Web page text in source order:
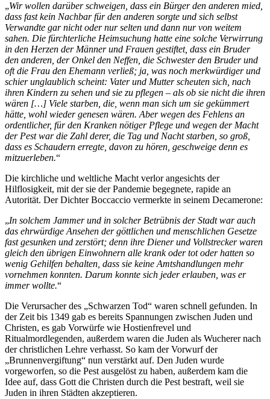
Wir wollen darüber schweigen, dass ein Bürger den anderen mied,
dass fast kein Nachbar für den anderen sorgte und sich selbst
Verwandte gar nicht oder nur selten und dann nur von weitem
sahen. Die fürchterliche Heimsuchung hatte eine solche Verwirrung
in den Herzen der Männer und Frauen gestiftet, dass ein Bruder
den anderen, der Onkel den Neffen, die Schwester den Bruder und
oft die Frau den Ehemann verließ; ja, was noch merkwürdiger und
schier unglaublich scheint: Vater und Mutter scheuten sich, nach
ihren Kindern zu sehen und sie zu pflegen – als ob sie nicht die ihren
wären […] Viele starben, die, wenn man sich um sie gekümmert
hätte, wohl wieder genesen wären. Aber wegen des Fehlens an
ordentlicher, für den Kranken nötiger Pflege und wegen der Macht
der Pest war die Zahl derer, die Tag und Nacht starben, so groß,
dass es Schaudern erregte, davon zu hören, geschweige denn es
mitzuerleben.
Die kirchliche und weltliche Macht verlor angesichts der
Hilflosigkeit, mit der sie der Pandemie begegnete, rapide an
Autorität. Der Dichter Boccaccio vermerkte in seinem Decamerone:
In solchem Jammer und in solcher Betrübnis der Stadt war auch
das ehrwürdige Ansehen der göttlichen und menschlichen Gesetze
fast gesunken und zerstört; denn ihre Diener und Vollstrecker waren
gleich den übrigen Einwohnern alle krank oder tot oder hatten so
wenig Gehilfen behalten, dass sie keine Amtshandlungen mehr
vornehmen konnten. Darum konnte sich jeder erlauben, was er
immer wollte.
Die Verursacher des
Schwarzen Tod
waren schnell gefunden. In
der Zeit bis 1349 gab es bereits Spannungen zwischen Juden und
Christen, es gab Vorwürfe wie Hostienfrevel und
Ritualmordlegenden, außerdem waren die Juden als Wucherer nach
der christlichen Lehre verhasst. So kam der Vorwurf der
Brunnenvergiftung
nun verstärkt auf. Den Juden wurde
vorgeworfen, so die Pest ausgelöst zu haben, außerdem kam die
Idee auf, dass Gott die Christen durch die Pest bestraft, weil sie
Juden in ihren Städten akzeptieren.